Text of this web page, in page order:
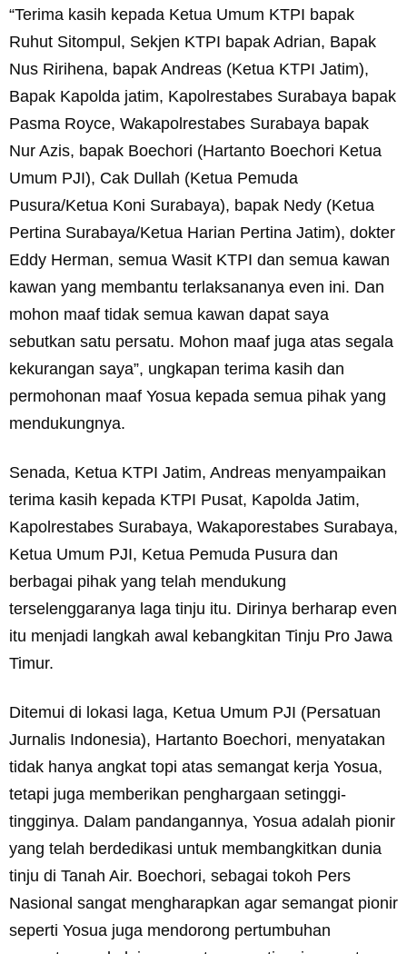
“Terima kasih kepada Ketua Umum KTPI bapak
Ruhut Sitompul, Sekjen KTPI bapak Adrian, Bapak
Nus Ririhena, bapak Andreas (Ketua KTPI Jatim),
Bapak Kapolda jatim, Kapolrestabes Surabaya bapak
Pasma Royce, Wakapolrestabes Surabaya bapak
Nur Azis, bapak Boechori (Hartanto Boechori Ketua
Umum PJI), Cak Dullah (Ketua Pemuda
Pusura/Ketua Koni Surabaya), bapak Nedy (Ketua
Pertina Surabaya/Ketua Harian Pertina Jatim), dokter
Eddy Herman, semua Wasit KTPI dan semua kawan
kawan yang membantu terlaksananya even ini. Dan
mohon maaf tidak semua kawan dapat saya
sebutkan satu persatu. Mohon maaf juga atas segala
kekurangan saya”, ungkapan terima kasih dan
permohonan maaf Yosua kepada semua pihak yang
mendukungnya.
Senada, Ketua KTPI Jatim, Andreas menyampaikan
terima kasih kepada KTPI Pusat, Kapolda Jatim,
Kapolrestabes Surabaya, Wakaporestabes Surabaya,
Ketua Umum PJI, Ketua Pemuda Pusura dan
berbagai pihak yang telah mendukung
terselenggaranya laga tinju itu. Dirinya berharap even
itu menjadi langkah awal kebangkitan Tinju Pro Jawa
Timur.
Ditemui di lokasi laga, Ketua Umum PJI (Persatuan
Jurnalis Indonesia), Hartanto Boechori, menyatakan
tidak hanya angkat topi atas semangat kerja Yosua,
tetapi juga memberikan penghargaan setinggi-
tingginya. Dalam pandangannya, Yosua adalah pionir
yang telah berdedikasi untuk membangkitkan dunia
tinju di Tanah Air. Boechori, sebagai tokoh Pers
Nasional sangat mengharapkan agar semangat pionir
seperti Yosua juga mendorong pertumbuhan